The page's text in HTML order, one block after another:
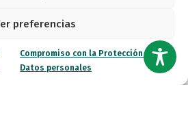
preferencias
Compromiso con la Protección de
Datos personales